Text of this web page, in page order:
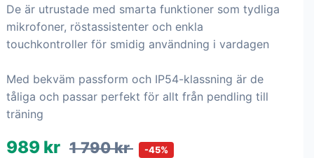
De är utrustade med smarta funktioner som tydliga
mikrofoner, röstassistenter och enkla
touchkontroller för smidig användning i vardagen
Med bekväm passform och IP54-klassning är de
tåliga och passar perfekt för allt från pendling till
träning
989 kr 1 790 kr -45%